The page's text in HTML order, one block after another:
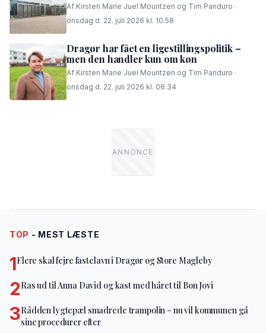
Af Kirsten Marie Juel Mouritzen og Tim Panduro ·
onsdag d. 22. juli 2026 kl. 10.58
Dragør har fået en ligestillingspolitik –
men den handler kun om køn
Af Kirsten Marie Juel Mouritzen og Tim Panduro ·
onsdag d. 22. juli 2026 kl. 06.34
TOP - MEST LÆSTE
1Flere skal fejre fastelavn i Dragør og Store Magleby
2Ras ud til Anna David og kast med håret til Bon Jovi
3Rådden lygtepæl smadrede trampolin – nu vil kommunen gå
sine procedurer efter